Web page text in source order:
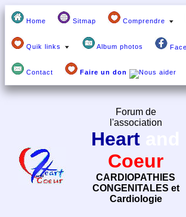
Home Sitmap Comprendre
Quik links Album photos
Contact Faire un don
Forum de
l'association
Heart
Coeur
CARDIOPATHIES
CONGENITALES et
Cardiologie